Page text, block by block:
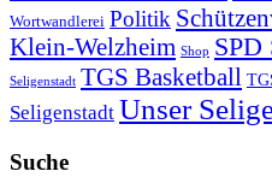
Wortwandlerei Politik
Klein-Welzheim Shop SPD
Seligenstadt TGS Basketball
Seligenstadt Unser
Suche